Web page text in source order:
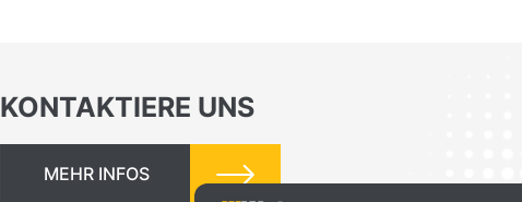
KONTAKTIERE UNS
MEHR INFOS